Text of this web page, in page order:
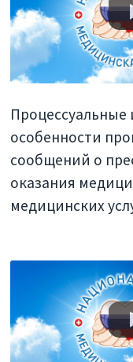
особенности
сообщений о
оказания
медицинских